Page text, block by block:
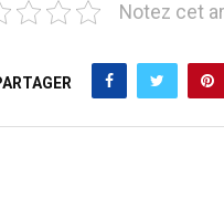
Notez cet